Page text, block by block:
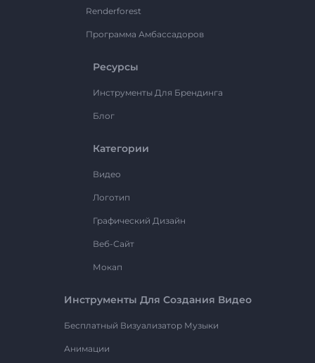
Renderforest
Программа Амбассадоров
Ресурсы
Инструменты Для Брендинга
Блог
Категории
Видео
Логотип
Графический Дизайн
Веб-Сайт
Мокап
Инструменты Для Создания Видео
Бесплатный Визуализатор Музыки
Анимации